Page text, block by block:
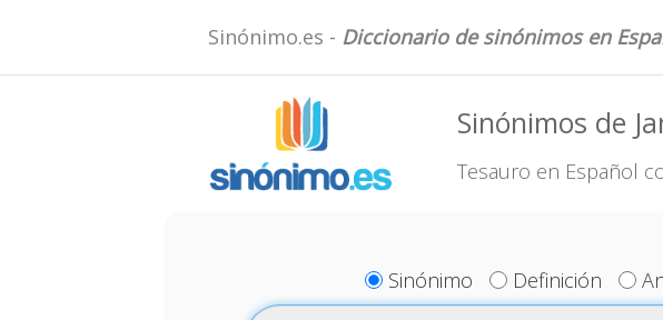
Sinónimo.es - Diccionario de sinónimos en
Sinónimos de
Tesauro en Español
Sinónimo Definición